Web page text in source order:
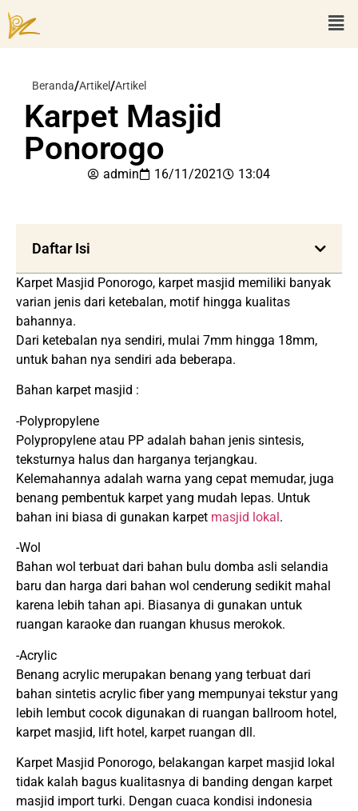
Beranda/Artikel/Artikel
Karpet Masjid
Ponorogo
admin 16/11/2021 13:04
Daftar Isi
Karpet Masjid Ponorogo, karpet masjid memiliki banyak
varian jenis dari ketebalan, motif hingga kualitas
bahannya.
Dari ketebalan nya sendiri, mulai 7mm hingga 18mm,
untuk bahan nya sendiri ada beberapa.
Bahan karpet masjid :
-Polypropylene
Polypropylene atau PP adalah bahan jenis sintesis,
teksturnya halus dan harganya terjangkau.
Kelemahannya adalah warna yang cepat memudar, juga
benang pembentuk karpet yang mudah lepas. Untuk
bahan ini biasa di gunakan karpet masjid lokal.
-Wol
Bahan wol terbuat dari bahan bulu domba asli selandia
baru dan harga dari bahan wol cenderung sedikit mahal
karena lebih tahan api. Biasanya di gunakan untuk
ruangan karaoke dan ruangan khusus merokok.
-Acrylic
Benang acrylic merupakan benang yang terbuat dari
bahan sintetis acrylic fiber yang mempunyai tekstur yang
lebih lembut cocok digunakan di ruangan ballroom hotel,
karpet masjid, lift hotel, karpet ruangan dll.
Karpet Masjid Ponorogo, belakangan karpet masjid lokal
tidak kalah bagus kualitasnya di banding dengan karpet
masjid import turki. Dengan cuaca kondisi indonesia